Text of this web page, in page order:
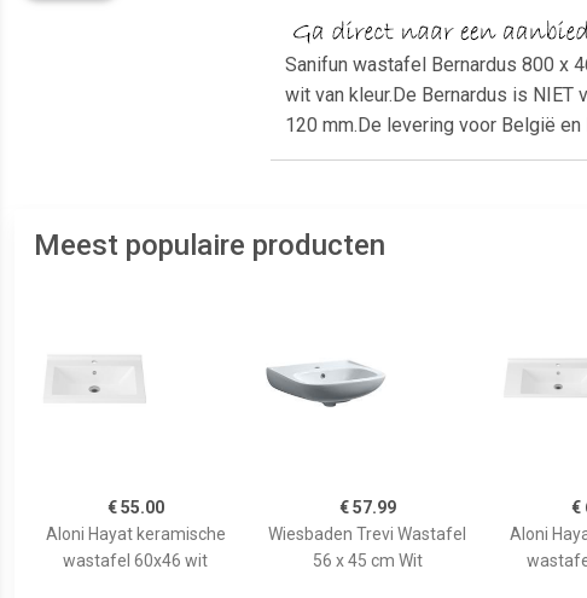
Sanifun wastafel Bernardus 800 x
wit van kleur.De Bernardus is
120 mm.De levering voor België
Meest populaire producten
€ 55.00
Aloni Hayat keramische
wastafel 60x46 wit
€ 57.99
Wiesbaden Trevi Wastafel
56 x 45 cm Wit
€
Aloni